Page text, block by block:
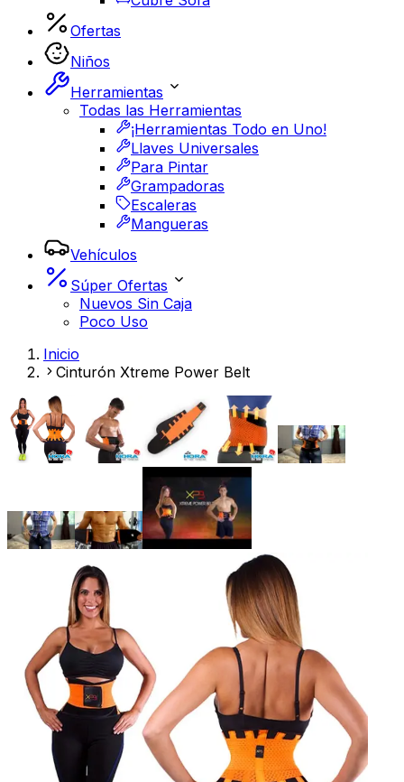
Ofertas
Niños
Herramientas
Todas las Herramientas
¡Herramientas Todo en Uno!
Llaves Universales
Para Pintar
Grampadoras
Escaleras
Mangueras
Vehículos
Súper Ofertas
Nuevos Sin Caja
Poco Uso
Inicio
Cinturón Xtreme Power Belt